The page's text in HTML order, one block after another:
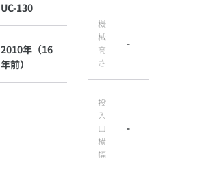
UC-130
2010年（16
年前）
機
械
高
さ
-
投
入
口
横
幅
-